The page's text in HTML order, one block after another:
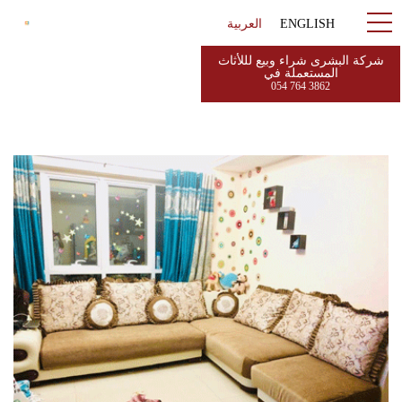
العربية ENGLISH
شركة البشرى شراء وبيع لللأثاث
المستعملة في
054 764 3862